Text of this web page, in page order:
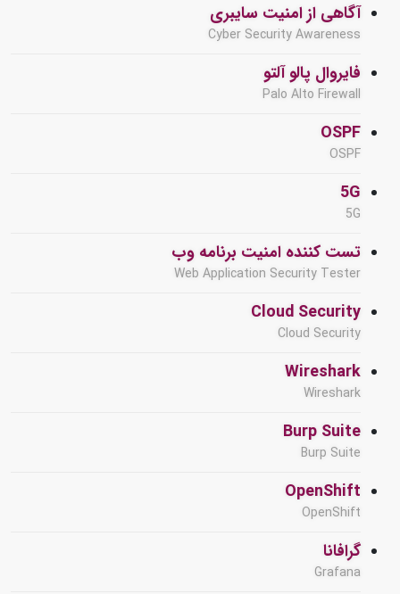
آگاهی از امنیت سایبری
Cyber Security Awareness
فایروال پالو آلتو
Palo Alto Firewall
OSPF
OSPF
5G
5G
تست کننده امنیت برنامه وب
Web Application Security Tester
Cloud Security
Cloud Security
Wireshark
Wireshark
Burp Suite
Burp Suite
OpenShift
OpenShift
گرافانا
Grafana